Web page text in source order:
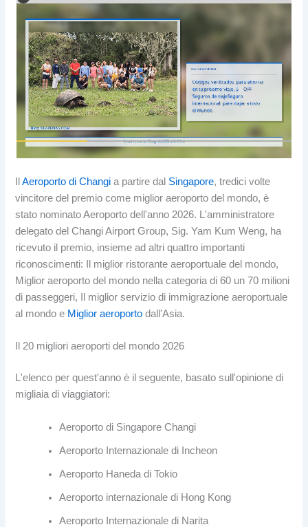
IlAeroporto di Changi a partire dal Singapore, tredici volte
vincitore del premio come miglior aeroporto del mondo, è
stato nominato Aeroporto dell'anno 2026. L'amministratore
delegato del Changi Airport Group, Sig. Yam Kum Weng, ha
ricevuto il premio, insieme ad altri quattro importanti
riconoscimenti: Il miglior ristorante aeroportuale del mondo,
Miglior aeroporto del mondo nella categoria di 60 un 70 milioni
di passeggeri, Il miglior servizio di immigrazione aeroportuale
al mondo e Miglior aeroporto dall'Asia.
Il 20 migliori aeroporti del mondo 2026
L'elenco per quest'anno è il seguente, basato sull'opinione di
migliaia di viaggiatori:
Aeroporto di Singapore Changi
Aeroporto Internazionale di Incheon
Aeroporto Haneda di Tokio
Aeroporto internazionale di Hong Kong
Aeroporto Internazionale di Narita